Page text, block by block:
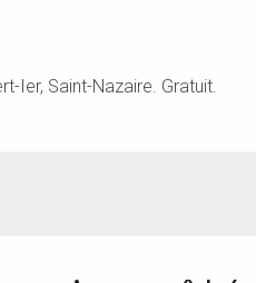
Ier, Saint-Nazaire. Gratuit.